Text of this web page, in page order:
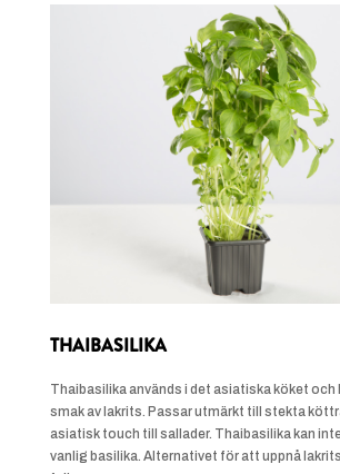
THAIBASILIKA
Thaibasilika används i det asiatiska köket och
smak av lakrits. Passar utmärkt till stekta
asiatisk touch till sallader. Thaibasilika kan
vanlig basilika. Alternativet för att uppnå